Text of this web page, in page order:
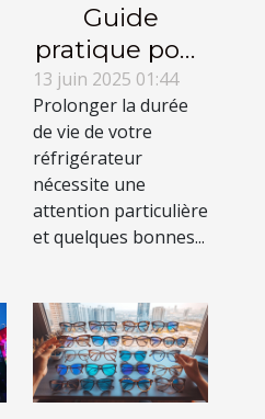
Guide
pratique pour
optimiser la
durée de vie
de votre
réfrigérateur
13 juin 2025 01:44
Prolonger la durée
de vie de votre
réfrigérateur
nécessite une
attention particulière
et quelques bonnes...